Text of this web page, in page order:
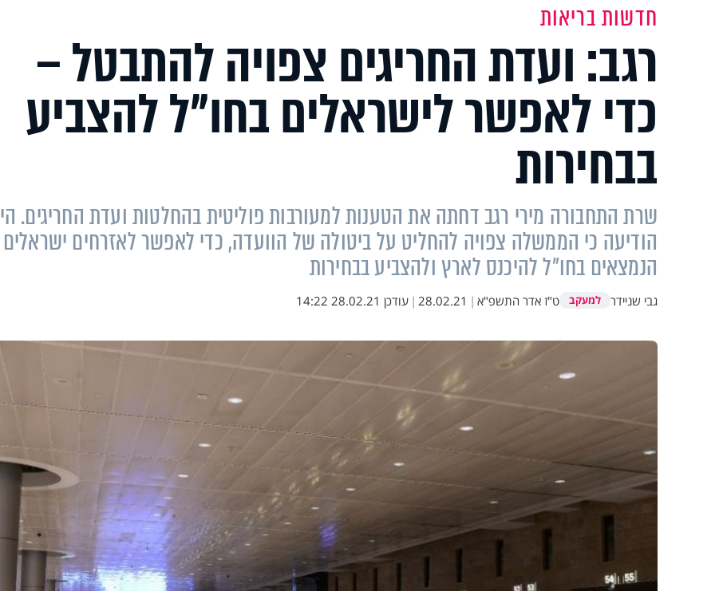
חדשות בריאות
רגב: ועדת החריגים צפויה להתבטל –
כדי לאפשר לישראלים בחו"ל להצביע
בבחירות
שרת התחבורה מירי רגב דחתה את הטענות למעורבות פוליטית בהחלטות ועדת החריגים.
הודיעה כי הממשלה צפויה להחליט על ביטולה של הוועדה, כדי לאפשר לאזרחים ישראלים
הנמצאים בחו"ל להיכנס לארץ ולהצביע בבחירות
גבי שניידר למעקב ט"ז אדר התשפ"א |
28.02.21
| עודכן 28.02.21 14:22